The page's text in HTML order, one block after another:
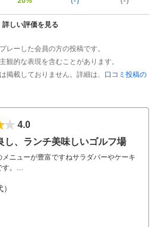
詳しい評価を見る
ーした会員の方の投稿です。
的な表現を含むことがあります。
載しておりません。詳細は、 口コミ投稿の
4.0
し、ランチ美味しいゴルフ場
ニューが豊富ですねサラダバーやケーキ
。